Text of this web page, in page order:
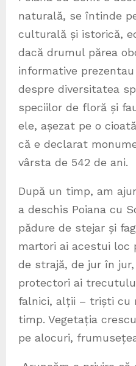
naturală, se întinde
culturală și istorică,
dacă drumul părea
informative
despre diversitatea
speciilor de floră și
ele, așezat pe o
că e declarat
vârsta de 542 de ani.
După un timp, am
a deschis Poiana cu
pădure de stejar și
martori ai acestui loc
de strajă, de jur în
protectori ai
falnici, alții – triști cu
timp. Vegetația
pe alocuri,